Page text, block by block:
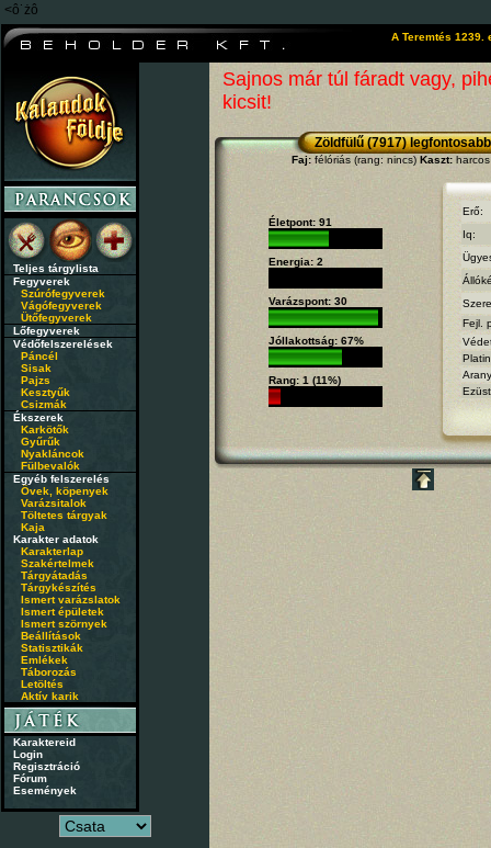
<ô˙żô
A Teremtés 1239.
Teljes tárgylista
Fegyverek
Szúrófegyverek
Vágófegyverek
Ütőfegyverek
Lőfegyverek
Védőfelszerelések
Páncél
Sisak
Pajzs
Kesztyűk
Csizmák
Ékszerek
Karkötők
Gyűrűk
Nyakláncok
Fülbevalók
Egyéb felszerelés
Övek, köpenyek
Varázsitalok
Töltetes tárgyak
Kaja
Karakter adatok
Karakterlap
Szakértelmek
Tárgyátadás
Tárgykészítés
Ismert varázslatok
Ismert épületek
Ismert szörnyek
Beállítások
Statisztikák
Emlékek
Táborozás
Letöltés
Aktív karik
Karaktereid
Login
Regisztráció
Fórum
Események
Sajnos már túl fáradt vagy,
kicsit!
Zöldfülű (7917)
Faj:félóriás (rang: nincs) Kaszt:harcos
Életpont: 91
Energia: 2
Varázspont: 30
Jóllakottság: 67%
Rang: 1 (11%)
Erő:
Iq:
Fejl.
Arany
Ezüst